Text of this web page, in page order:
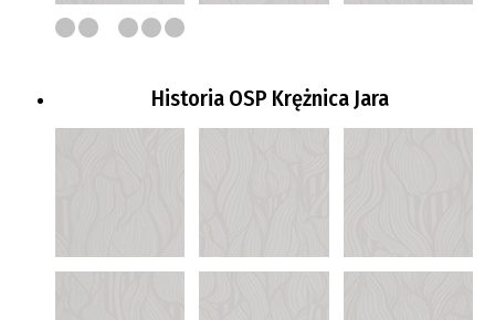
Historia OSP Krężnica Jara